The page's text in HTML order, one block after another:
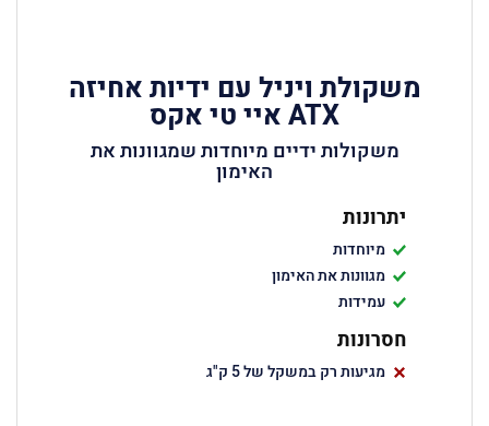
משקולת ויניל עם ידיות אחיזה
ATX איי טי אקס
משקולות ידיים מיוחדות שמגוונות את
האימון
יתרונות
מיוחדות
מגוונות את האימון
עמידות
חסרונות
מגיעות רק במשקל של 5 ק"ג